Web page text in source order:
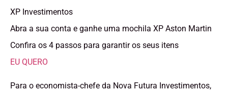
XP Investimentos
Abra a sua conta e ganhe uma mochila XP Aston Martin
Confira os 4 passos para garantir os seus itens
EU QUERO
Para o economista-chefe da Nova Futura Investimentos,